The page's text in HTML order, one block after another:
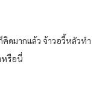
ดมากแล้ว จ้าวอวี้หลัวทำ
หรือนี่